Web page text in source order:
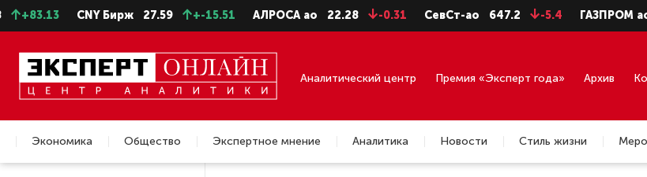
CNY Бирж 27.59 +-15.51 АЛРОСА ао 22.28 -0.31 СевСт-ао 647.2 -5.4 ГАЗПРОМ ао
Аналитический центр Премия «Эксперт года» Архив
Экономика Общество Экспертное мнение Аналитика Новости Стиль жизни
Недвижимость